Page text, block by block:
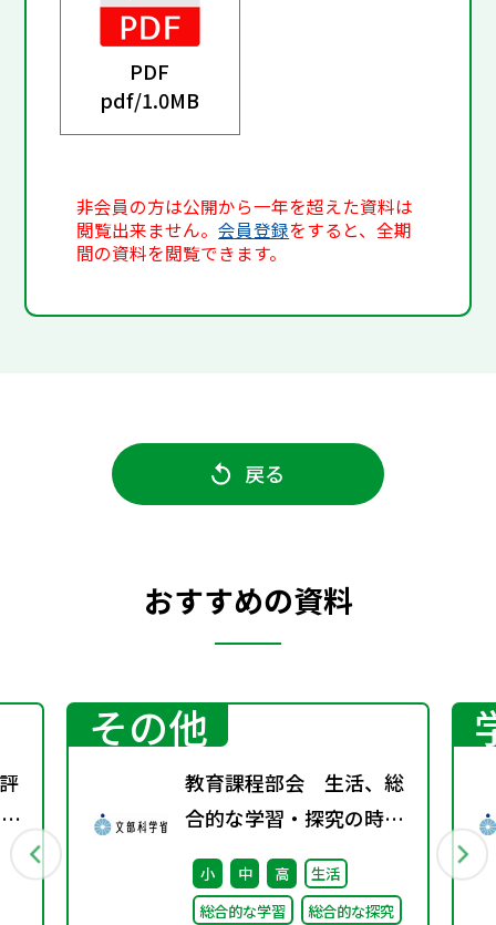
PDF
pdf/1.0MB
非会員の方は公開から一年を超えた資料は
閲覧出来ません。会員登録をすると、全期
間の資料を閲覧できます。
戻る
おすすめの資料
その他
教育課程部会 生活、総
合的な学習・探究の時間
ワーキンググループ（第
8回） 配付資料
小 中 高
生活
総合的な学習
総合的な探究